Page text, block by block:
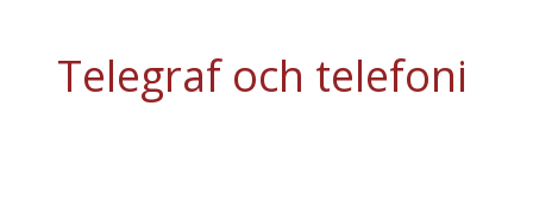
Telegraf och telefoni